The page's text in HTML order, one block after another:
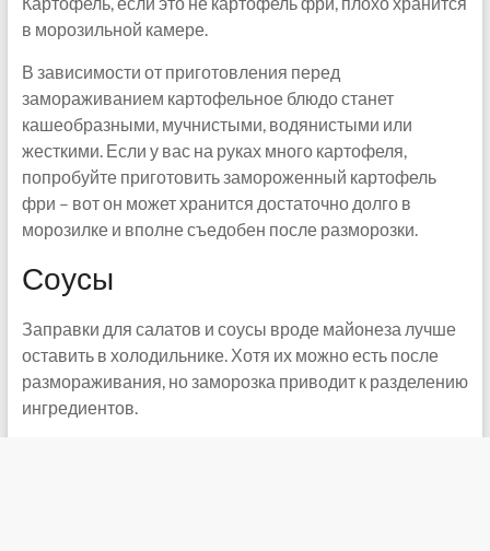
в морозильной камере.
В зависимости от приготовления перед
замораживанием картофельное блюдо станет
кашеобразными, мучнистыми, водянистыми или
жесткими. Если у вас на руках много картофеля,
попробуйте приготовить замороженный картофель
фри – вот он может хранится достаточно долго в
морозилке и вполне съедобен после разморозки.
Соусы
Заправки для салатов и соусы вроде майонеза лучше
оставить в холодильнике. Хотя их можно есть после
размораживания, но заморозка приводит к разделению
ингредиентов.